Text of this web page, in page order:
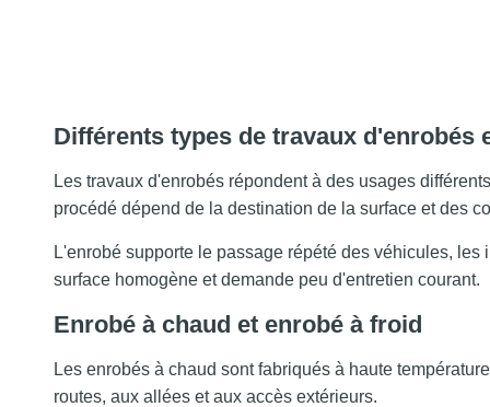
Différents types de travaux d'enrobés
Les travaux d'enrobés répondent à des usages
procédé dépend de la destination de la surface et des
L'enrobé supporte le passage répété des véhicules,
surface homogène et demande peu d'entretien courant.
Enrobé à chaud et enrobé à froid
Les enrobés à chaud sont fabriqués à haute
routes, aux allées et aux accès extérieurs.